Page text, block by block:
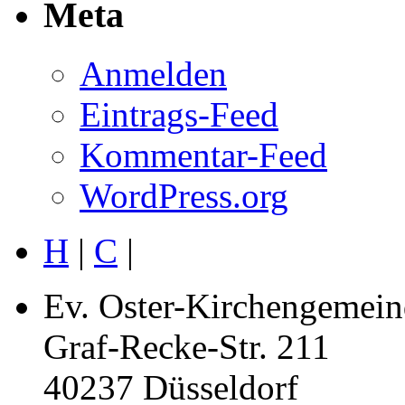
Meta
Anmelden
Eintrags-Feed
Kommentar-Feed
WordPress.org
H | C |
Ev. Oster-
Graf-Recke-Str. 211
40237 Düsseldorf